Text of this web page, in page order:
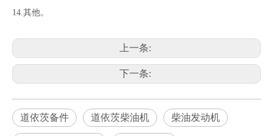
14.其他。
上一条:
下一条:
道依茨备件 道依茨柴油机 柴油发动机